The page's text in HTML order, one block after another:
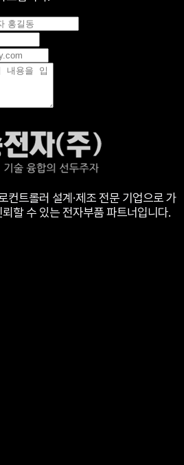
컨트롤러 설계·제조 전문 기업으로 가
할 수 있는 전자부품 파트너입니다.